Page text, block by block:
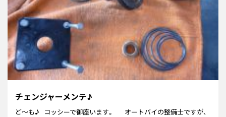
チェンジャーメンテ♪
ど～も♪ コッシーで御座います。 オートバイの整備士ですが、